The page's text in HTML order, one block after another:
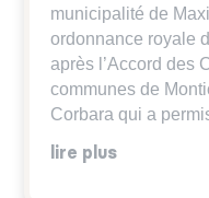
municipalité de
ordonnance royale
après l’Accord des
communes de
Corbara qui a
lire plus